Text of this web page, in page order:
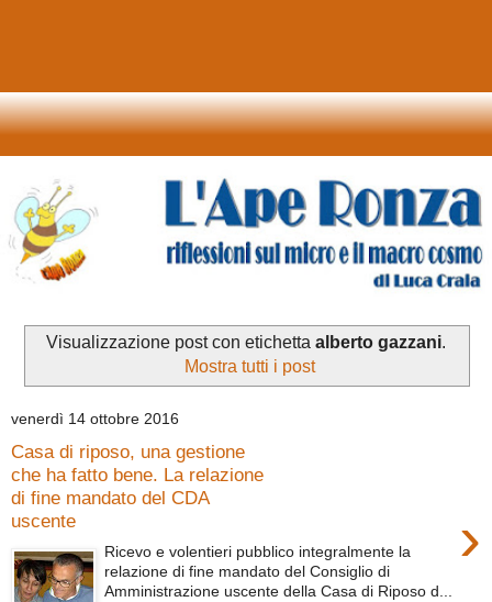
Visualizzazione post con etichetta alberto gazzani.
Mostra tutti i post
venerdì 14 ottobre 2016
Casa di riposo, una gestione
che ha fatto bene. La relazione
di fine mandato del CDA
uscente
›
Ricevo e volentieri pubblico integralmente la
relazione di fine mandato del Consiglio di
Amministrazione uscente della Casa di Riposo d...